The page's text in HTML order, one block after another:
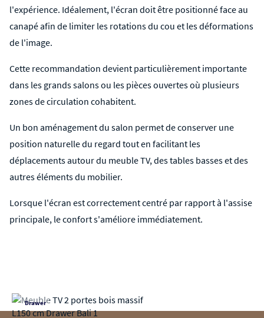
l'expérience. Idéalement, l'écran doit être positionné face au
canapé afin de limiter les rotations du cou et les déformations
de l'image.
Cette recommandation devient particulièrement importante
dans les grands salons ou les pièces ouvertes où plusieurs
zones de circulation cohabitent.
Un bon aménagement du salon permet de conserver une
position naturelle du regard tout en facilitant les
déplacements autour du meuble TV, destables basseset des
autres éléments du mobilier.
Lorsque l'écran est correctement centré par rapport à l'assise
principale, le confort s'améliore immédiatement.
Drawer